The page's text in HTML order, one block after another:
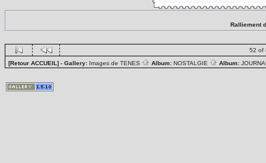
Ralliement
52 of
[Retour ACCUEIL] - Gallery: Images de TENES Album: NOSTALGIE Album: